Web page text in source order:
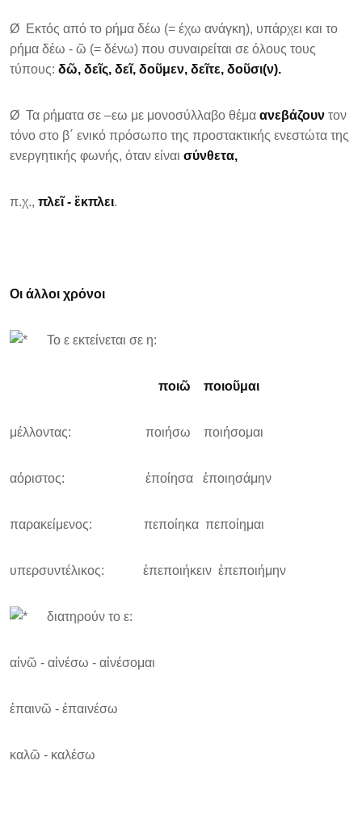
Ø Εκτός από το ρήμα δέω (= έχω ανάγκη), υπάρχει και το
ρήμα δέω - ῶ (= δένω) που συναιρείται σε όλους τους
τύπους: δῶ, δεῖς, δεῖ, δοῦμεν, δεῖτε, δοῦσι(ν).
Ø Τα ρήματα σε –εω με μονοσύλλαβο θέμα ανεβάζουν τον
τόνο στο β΄ ενικό πρόσωπο της προστακτικής ενεστώτα της
ενεργητικής φωνής, όταν είναι σύνθετα,
π.χ., πλεῖ - ἒκπλει.
Οι άλλοι χρόνοι
Το ε εκτείνεται σε η:
ποιῶ ποιοῦμαι
μέλλοντας: ποιήσω ποιήσομαι
αόριστος: ἐποίησα ἐποιησάμην
παρακείμενος: πεποίηκα πεποίημαι
υπερσυντέλικος: ἐπεποιήκειν ἐπεποιήμην
διατηρούν το ε:
αἰνῶ - αἰνέσω - αἰνέσομαι
ἐπαινῶ - ἐπαινέσω
καλῶ - καλέσω